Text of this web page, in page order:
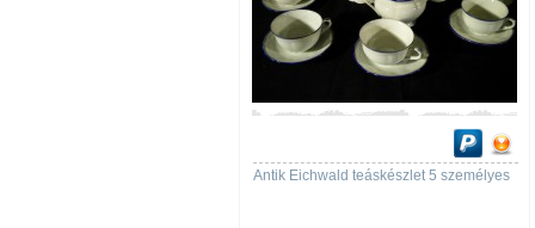
Antik Eichwald teáskészlet 5 személyes